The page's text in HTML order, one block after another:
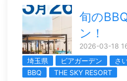
旬の
ン！
2026-03-18
埼玉県
ビアガーデン
さ
BBQ
THE SKY RESORT